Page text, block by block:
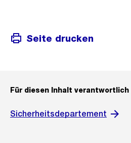
Seite drucken
Für diesen Inhalt verantwortlich
Sicherheitsdepartement